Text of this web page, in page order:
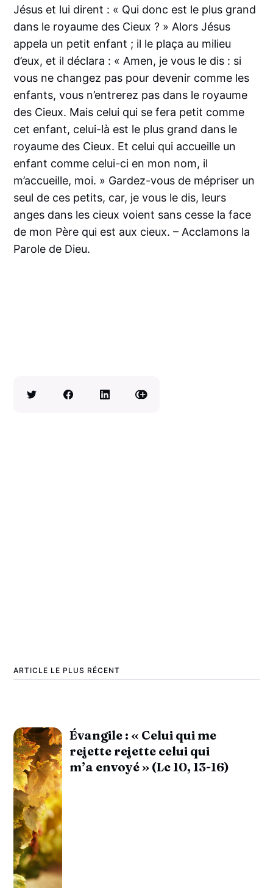
Jésus et lui dirent : « Qui donc est le plus grand
dans le royaume des Cieux ? » Alors Jésus
appela un petit enfant ; il le plaça au milieu
d’eux, et il déclara : « Amen, je vous le dis : si
vous ne changez pas pour devenir comme les
enfants, vous n’entrerez pas dans le royaume
des Cieux. Mais celui qui se fera petit comme
cet enfant, celui-là est le plus grand dans le
royaume des Cieux. Et celui qui accueille un
enfant comme celui-ci en mon nom, il
m’accueille, moi. » Gardez-vous de mépriser un
seul de ces petits, car, je vous le dis, leurs
anges dans les cieux voient sans cesse la face
de mon Père qui est aux cieux. – Acclamons la
Parole de Dieu.
ARTICLE LE PLUS RÉCENT
Évangile : « Celui qui me
rejette rejette celui qui
m’a envoyé » (Lc 10, 13-16)